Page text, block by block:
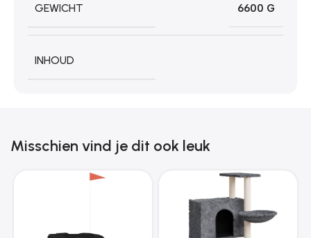
GEWICHT 6600 G
INHOUD
Misschien vind je dit ook leuk